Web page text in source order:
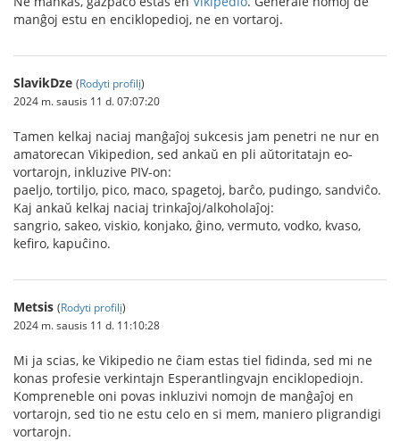
manĝoj estu en enciklopedioj, ne en vortaroj.
SlavikDze (Rodyti profilį)
2024 m. sausis 11 d. 07:07:20
Tamen kelkaj naciaj manĝaĵoj sukcesis jam penetri ne nur en
amatorecan Vikipedion, sed ankaŭ en pli aŭtoritatajn eo-
vortarojn, inkluzive PIV-on:
paeljo, tortiljo, pico, maco, spagetoj, barĉo, pudingo, sandviĉo.
Kaj ankaŭ kelkaj naciaj trinkaĵoj/alkoholaĵoj:
sangrio, sakeo, viskio, konjako, ĝino, vermuto, vodko, kvaso,
kefiro, kapuĉino.
Metsis (Rodyti profilį)
2024 m. sausis 11 d. 11:10:28
Mi ja scias, ke Vikipedio ne ĉiam estas tiel fidinda, sed mi ne
konas profesie verkintajn Esperantlingvajn enciklopediojn.
Kompreneble oni povas inkluzivi nomojn de manĝaĵoj en
vortarojn, sed tio ne estu celo en si mem, maniero pligrandigi
vortarojn.